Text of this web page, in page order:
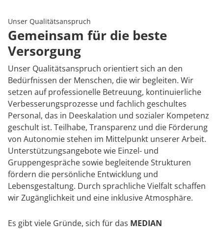
Unser Qualitätsanspruch
Gemeinsam für die beste
Versorgung
Unser Qualitätsanspruch orientiert sich an den
Bedürfnissen der Menschen, die wir begleiten. Wir
setzen auf professionelle Betreuung, kontinuierliche
Verbesserungsprozesse und fachlich geschultes
Personal, das in Deeskalation und sozialer Kompetenz
geschult ist. Teilhabe, Transparenz und die Förderung
von Autonomie stehen im Mittelpunkt unserer Arbeit.
Unterstützungsangebote wie Einzel- und
Gruppengespräche sowie begleitende Strukturen
fördern die persönliche Entwicklung und
Lebensgestaltung. Durch sprachliche Vielfalt schaffen
wir Zugänglichkeit und eine inklusive Atmosphäre.
Es gibt viele Gründe, sich für das MEDIAN